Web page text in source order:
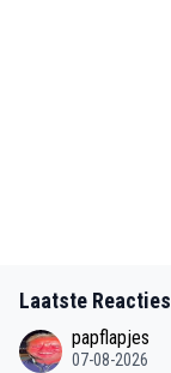
Laatste Reacties
papflapjes
07-08-2026